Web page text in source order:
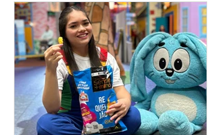
Unidos ganha mais espaço na
programação cultural do Brasil, atraindo
adeptos para a tradicional celebração.
Durante todo o mês de outubro, crianças
de até 10 anos que forem fantasiadas
nas pizzarias, acompanhadas de dois
ad